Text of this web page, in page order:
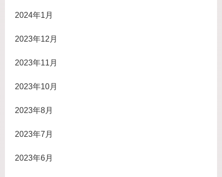
2024年1月
2023年12月
2023年11月
2023年10月
2023年8月
2023年7月
2023年6月